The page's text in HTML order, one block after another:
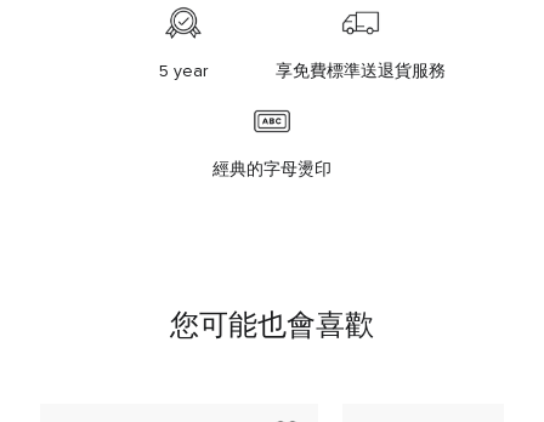
5 year 享免費標準送退貨服務
經典的字母燙印
您可能也會喜歡